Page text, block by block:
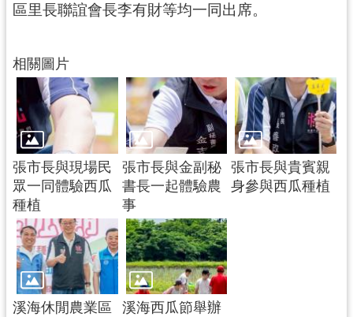
料
宣
區里長聯誼會長李有財等均一同出席。
相關圖片
張市長與現場民
眾一同體驗西瓜
種植
張市長與金副秘
書長一起體驗農
事
張市長與貴賓親
身參與西瓜種植
溪海休閒農業區
溪海西瓜節舉辦